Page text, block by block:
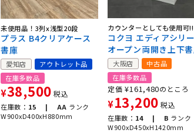
未使用品！3列x浅型20段
プラス B4クリアケース
書庫
愛知店
アウトレット品
在庫多数品
¥38,500 税込
在庫数： 15 | AA ランク
W900xD400xH880mm
カウンターとしても使用可!!
コクヨ エディアシリ
オープン両開き上下
大阪店
中古品
在庫多数品
定価 ¥161,480のところ
¥13,200 税込
在庫数： 14 | B ランク
W900xD450xH1420mm